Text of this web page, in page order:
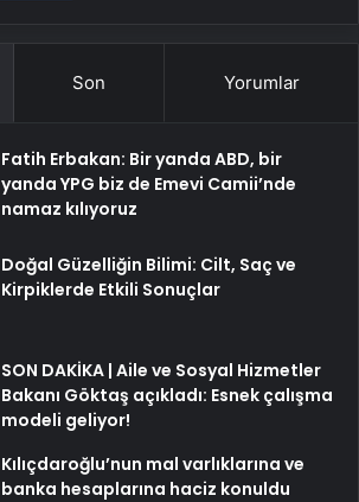
Son Yorumlar
Fatih Erbakan: Bir yanda ABD, bir
yanda YPG biz de Emevi Camii’nde
namaz kılıyoruz
Doğal Güzelliğin Bilimi: Cilt, Saç ve
Kirpiklerde Etkili Sonuçlar
SON DAKİKA | Aile ve Sosyal Hizmetler
Bakanı Göktaş açıkladı: Esnek çalışma
modeli geliyor!
Kılıçdaroğlu’nun mal varlıklarına ve
banka hesaplarına haciz konuldu